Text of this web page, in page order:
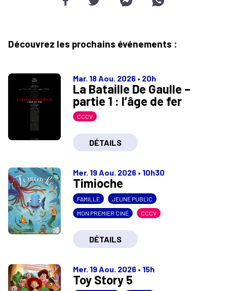
Découvrez les prochains événements :
Mar. 18 Aou. 2026 • 20h
La Bataille De Gaulle –
partie 1 : l’âge de fer
CCCV
DÉTAILS
Mer. 19 Aou. 2026 • 10h30
Timioche
FAMILLE JEUNE PUBLIC
MON PREMIER CINÉ CCCV
DÉTAILS
Mer. 19 Aou. 2026 • 15h
Toy Story 5